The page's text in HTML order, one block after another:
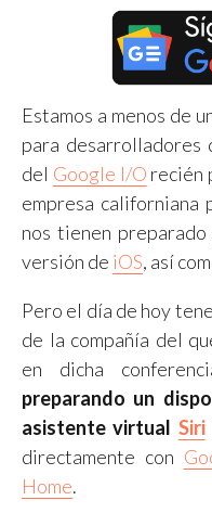
Estamos a menos de
para
del Google I/O recién
empresa californiana
nos tienen
versión de iOS, así
Pero el día de hoy
de la compañía del
en dicha
preparando un
asistente virtual Siri
directamente con
Home.